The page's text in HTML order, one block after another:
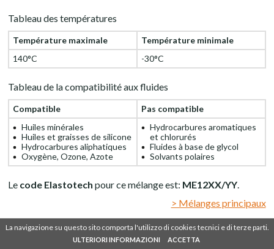
Tableau des températures
Température maximale
Température minimale
140°C
-30°C
Tableau de la compatibilité aux fluides
Compatible
Pas compatible
Huiles minérales
Huiles et graisses de silicone
Hydrocarbures aliphatiques
Oxygène, Ozone, Azote
Hydrocarbures aromatiques
et chlorurés
Fluides à base de glycol
Solvants polaires
Le code Elastotech pour ce mélange est: ME12XX/YY.
> Mélanges principaux
EN FR
La navigazione su questo sito comporta l'utilizzo di cookies tecnici e di terze parti.
ULTERIORI INFORMAZIONI ACCETTA
La navigazione su questo sito comporta l'utilizzo di cookies tecnici e di terze parti.
ULTERIORI INFORMAZIONI ACCETTA